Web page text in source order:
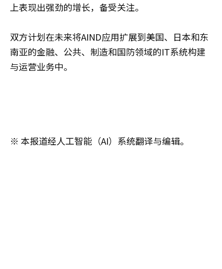
上表现出强劲的增长，备受关注。
双方计划在未来将AIND应用扩展到美国、日本和东
南亚的金融、公共、制造和国防领域的IT系统构建
与运营业务中。
※ 本报道经人工智能（AI）系统翻译与编辑。